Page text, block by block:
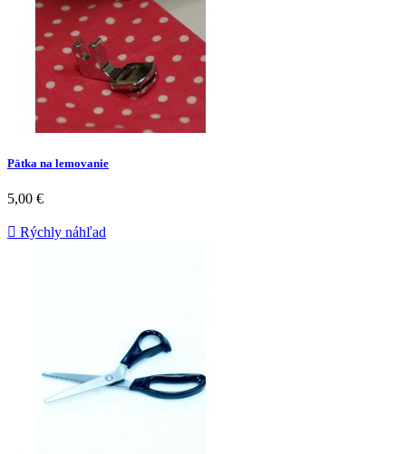
Pätka na lemovanie
5,00 €
 Rýchly náhľad